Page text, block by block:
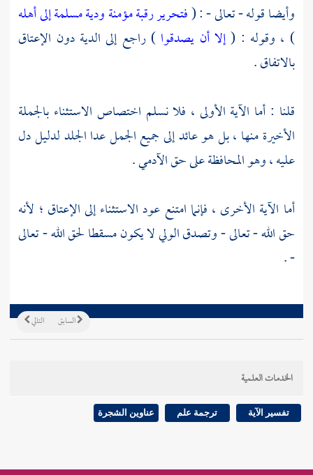
وأيضا قوله - تعالى - : (فتحرير رقبة مؤمنة ودية مسلمة إلى أهله
) ، وقوله : (إلا أن يصدقوا ) راجع إلى الدية دون الإعتاق
بالاتفاق .
قلنا : أما الآية الأولى ، فلا نسلم اختصاص الاستثناء بالجملة
الأخيرة منها ، بل هو عائد إلى جميع الجمل عدا الجلد لدليل دل
عليه ، وهو المحافظة على حق الآدمي .
أما الآية الأخرى ، فإنما امتنع عود الاستثناء إلى الإعتاق ؛ لأنه
حق الله - تعالى - وتصدق الولي لا يكون مسقطا لحق الله - تعالى
- .
التالي السابق
الخدمات العلمية
تفسير الآية ترجمة علم عناوين الشجرة